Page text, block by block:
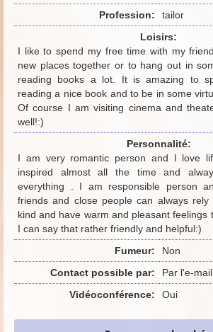
Profession:
tailor
Loisirs:
I like to spend my free time with my
new places together or to hang out in
reading books a lot. It is amazing to
reading a nice book and to be in some
Of course I am visiting cinema and
well!:)
Personnalité:
I am very romantic person and I love
inspired almost all the time and
everything . I am responsible person
friends and close people can always
kind and have warm and pleasant feelings
I can say that rather friendly and helpful:)
Fumeur:
Non
Contact possible par:
Par l'e-
Vidéoconférence:
Oui